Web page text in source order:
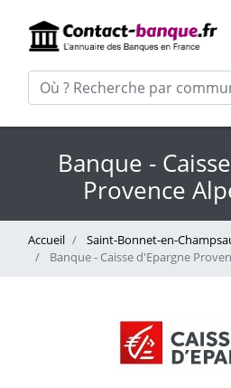
Banque -
Provence
Accueil
Saint-Bonnet-en-
Banque - Caisse d'Epargne